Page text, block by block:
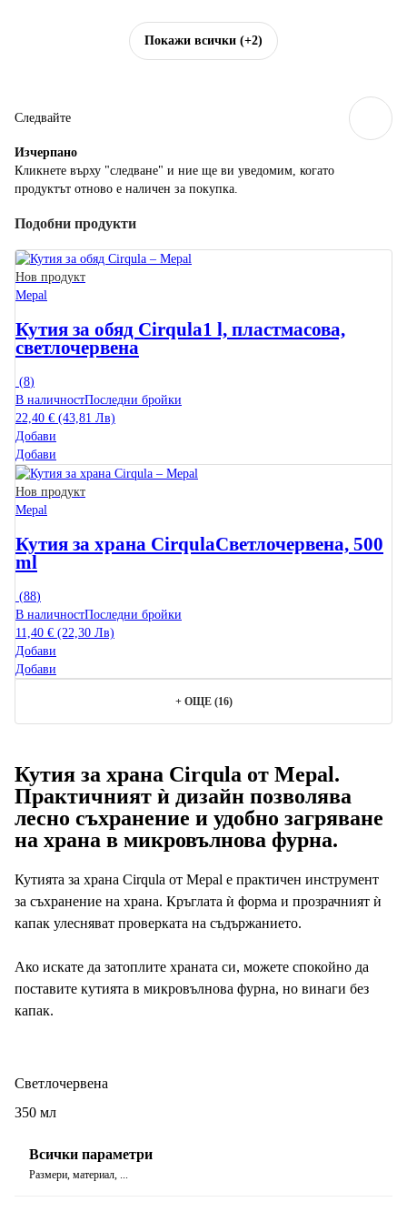
Покажи всички (+2)
Следвайте
Изчерпанo
Кликнете върху "следване" и ние ще ви уведомим, когато
продуктът отново е наличен за покупка.
Подобни продукти
Нов продукт
Mepal
Кутия за обяд Cirqula1 l, пластмасова,
светлочервена
(8)
В наличностПоследни бройки
22,40 € (43,81 Лв)
Добави
Добави
Нов продукт
Mepal
Кутия за храна CirqulaСветлочервена, 500
ml
(88)
В наличностПоследни бройки
11,40 € (22,30 Лв)
Добави
Добави
+ ОЩЕ (16)
Кутия за храна Cirqula от Mepal.
Практичният ѝ дизайн позволява
лесно съхранение и удобно загряване
на храна в микровълнова фурна.
Кутията за храна Cirqula от Mepal е практичен инструмент
за съхранение на храна. Кръглата ѝ форма и прозрачният ѝ
капак улесняват проверката на съдържанието.
Ако искате да затоплите храната си, можете спокойно да
поставите кутията в микровълнова фурна, но винаги без
капак.
Светлочервена
350 мл
Всички параметри
Размери, материал, ...